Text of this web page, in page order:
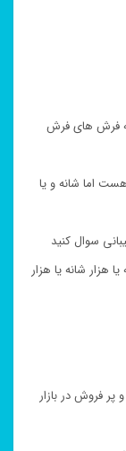
۱۵۰۰ شانه تراکم ۴۵۰۰ نیز به فرش های فرش
اما شانه و یا
سوال کنید
هزار شانه یا هزار
محبوب و پر فروش در بازار